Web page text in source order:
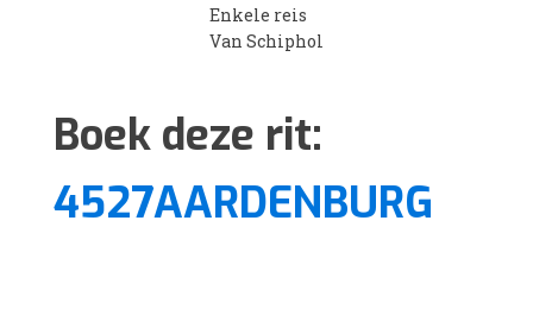
Enkele reis
Van Schiphol
Boek deze rit:
4527AARDENBURG